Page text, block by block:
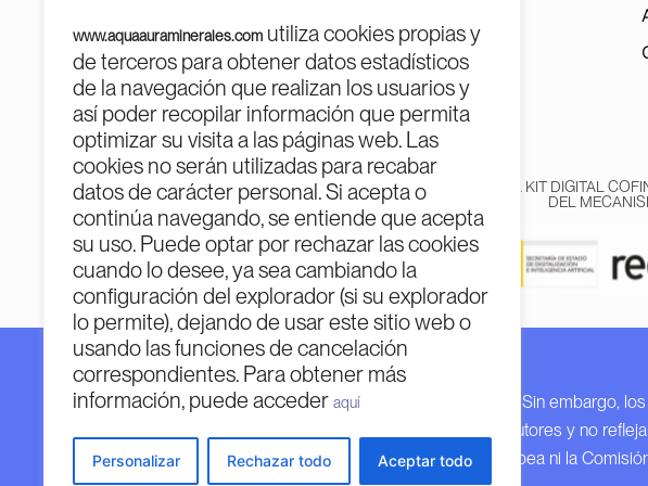
www.aquaauraminerales.com utiliza cookies propias y
de terceros para obtener datos estadísticos
de la navegación que realizan los usuarios y
así poder recopilar información que permita
optimizar su visita a las páginas web. Las
cookies no serán utilizadas para recabar
datos de carácter personal. Si acepta o
continúa navegando, se entiende que acepta
su uso. Puede optar por rechazar las cookies
cuando lo desee, ya sea cambiando la
configuración del explorador (si su explorador
lo permite), dejando de usar este sitio web o
usando las funciones de cancelación
correspondientes. Para obtener más
información, puede acceder aquí
Personalizar Rechazar todo Aceptar todo
PROGRAMA KIT DIGITAL
DEL
Financiado por la Unión Europea – Next Generation EU.
Financiado por la Unión Europea – Next Generation EU. Sin embargo,
opiniones expresadas son únicamente los del autor o autores y no
Unión Europea o la Comisión Europea. Ni la Unión Europea ni la